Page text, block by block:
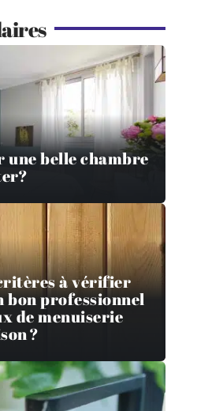
une belle chambre
à vérifier
bon professionnel
de menuiserie
?